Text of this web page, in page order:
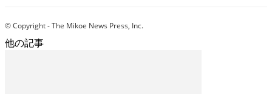
© Copyright - The Mikoe News Press, Inc.
他の記事